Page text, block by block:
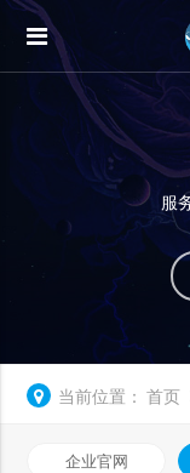
服
当前位置： 首页
企业官网